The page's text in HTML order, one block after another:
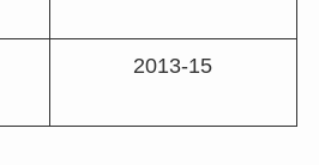
2013-15